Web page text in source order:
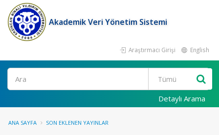
Akademik Veri Yönetim Sistemi
Araştırmacı Girişi English
Ara
Detaylı Arama
ANA SAYFA SON EKLENEN YAYINLAR